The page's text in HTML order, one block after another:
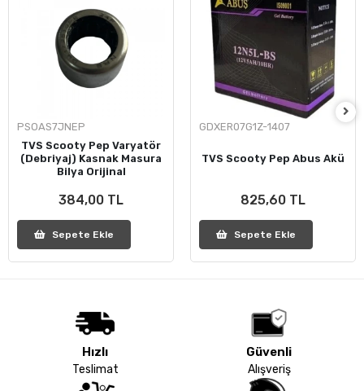
PSOAS7JNEP
TVS Scooty Pep Varyatör
(Debriyaj) Kasnak Masura
Bilya Orijinal
384,00 TL
Sepete Ekle
GDXER07G1Z-1407
TVS Scooty Pep Abus Akü
825,60 TL
Sepete Ekle
Hızlı
Teslimat
Güvenli
Alışveriş